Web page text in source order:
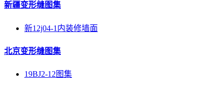
新疆变形缝图集
新12j04-1内装修墙面
北京变形缝图集
19BJ2-12图集